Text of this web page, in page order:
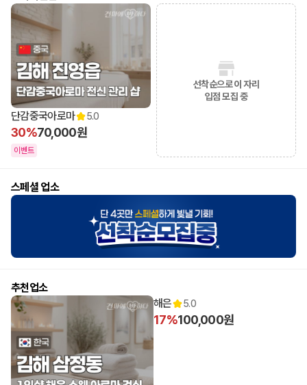
단감중국아로마 5.0
30%70,000원
이벤트
선착순으로 이 자리
입점 모집 중
스페셜 업소
추천업소
해은
5.0
17%100,000원